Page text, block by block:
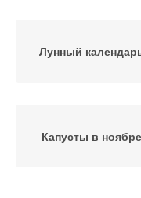
Лунный
Капусты в ноябре